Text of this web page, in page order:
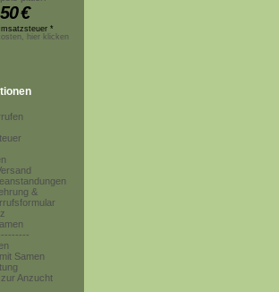
€
*
hier klicken
&
Samen
Anzucht